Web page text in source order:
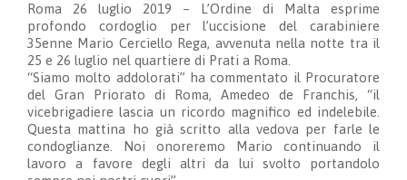
Roma 26 luglio 2019 – L’Ordine di Malta esprime
profondo cordoglio per l’uccisione del carabiniere
35enne Mario Cerciello Rega, avvenuta nella notte tra il
25 e 26 luglio nel quartiere di Prati a Roma.
“Siamo molto addolorati” ha commentato il Procuratore
del Gran Priorato di Roma, Amedeo de Franchis, “il
vicebrigadiere lascia un ricordo magnifico ed indelebile.
Questa mattina ho già scritto alla vedova per farle le
condoglianze. Noi onoreremo Mario continuando il
lavoro a favore degli altri da lui svolto portandolo